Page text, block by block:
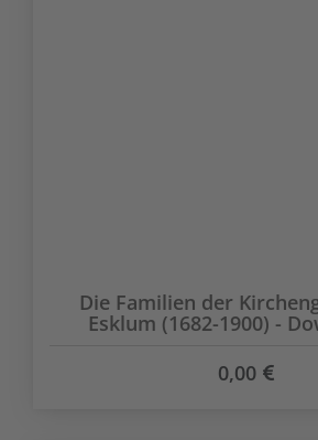
Die Familien der
Esklum (1682-1900) -
0,00